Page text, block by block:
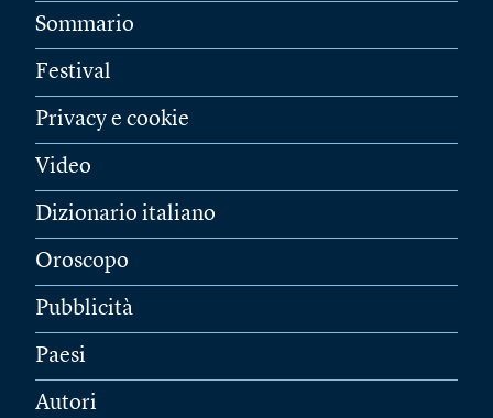
Sommario
Festival
Privacy e cookie
Video
Dizionario italiano
Oroscopo
Pubblicità
Paesi
Autori